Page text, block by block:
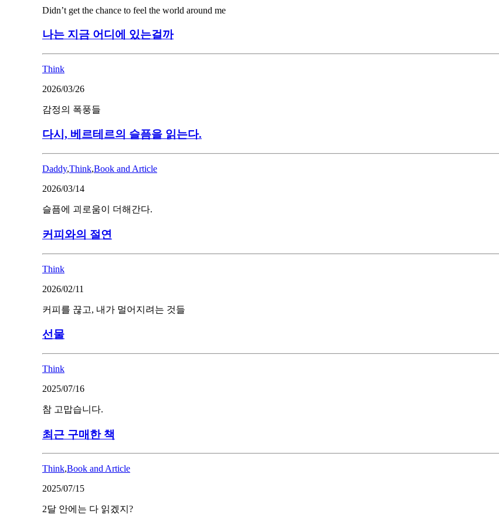
Didn’t get the chance to feel the world around me
나는 지금 어디에 있는걸까
Think
2026/03/26
감정의 폭풍들
다시, 베르테르의 슬픔을 읽는다.
Daddy,Think,Book and Article
2026/03/14
슬픔에 괴로움이 더해간다.
커피와의 절연
Think
2026/02/11
커피를 끊고, 내가 멀어지려는 것들
선물
Think
2025/07/16
참 고맙습니다.
최근 구매한 책
Think,Book and Article
2025/07/15
2달 안에는 다 읽겠지?